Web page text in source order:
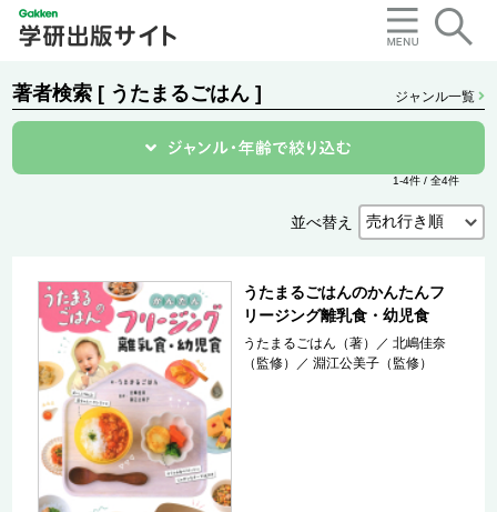
著者検索 [ うたまるごはん ] ジャンル一覧
1-4件 / 全4件
並べ替え
うたまるごはんのかんたんフ
リージング離乳食・幼児食
うたまるごはん（著） ／北嶋佳奈
（監修）
／淵江公美子（監修）